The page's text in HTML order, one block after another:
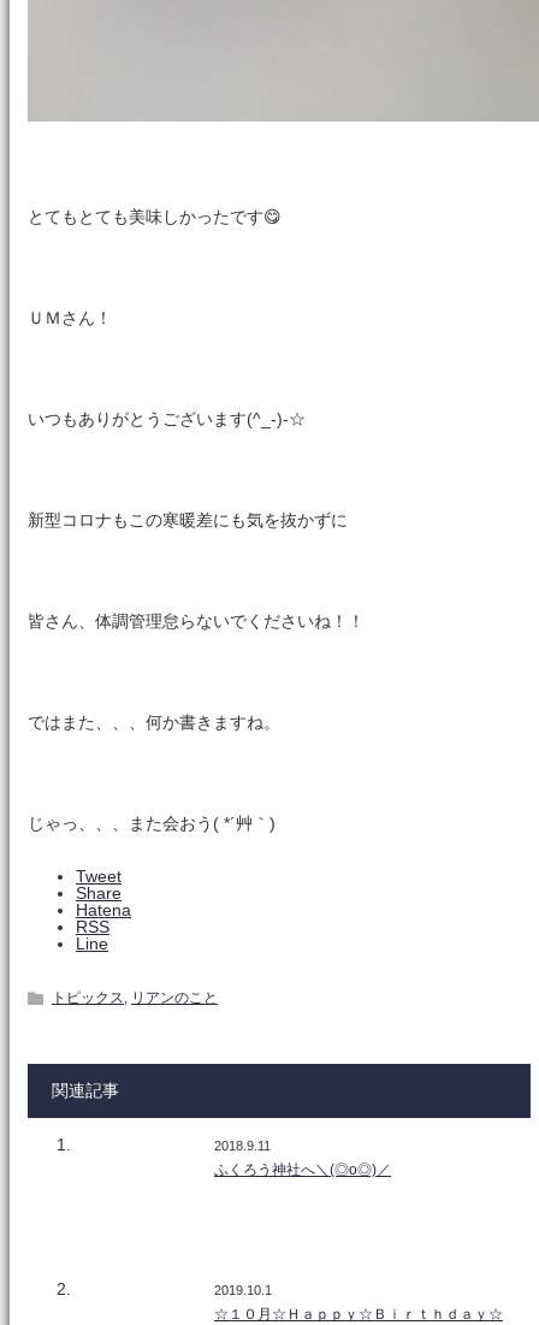
とてもとても美味しかったです😋
ＵＭさん！
いつもありがとうございます(^_-)-☆
新型コロナもこの寒暖差にも気を抜かずに
皆さん、体調管理怠らないでくださいね！！
ではまた、、、何か書きますね。
じゃっ、、、また会おう( *´艸｀)
Tweet
Share
Hatena
RSS
Line
トピックス, リアンのこと
関連記事
2018.9.11
ふくろう神社へ＼(◎o◎)／
2019.10.1
☆１０月☆Ｈａｐｐｙ☆Ｂｉｒｔｈｄａｙ☆